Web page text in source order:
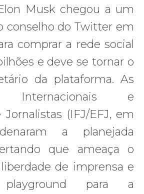
Musk chegou a um
conselho do Twitter em
comprar a rede social
e deve se tornar o
da plataforma. As
Internacionais e
Jornalistas (IFJ/EFJ, em
a planejada
que ameaça o
de imprensa e
para a